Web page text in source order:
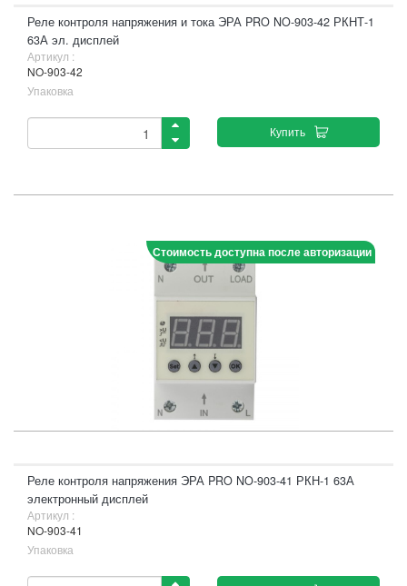
Реле контроля напряжения и тока ЭРА PRO NO-903-42 РКНТ-1
63А эл. дисплей
Артикул :
NO-903-42
Упаковка
Купить
Стоимость доступна после авторизации
Реле контроля напряжения ЭРА PRO NO-903-41 РКН-1 63А
электронный дисплей
Артикул :
NO-903-41
Упаковка